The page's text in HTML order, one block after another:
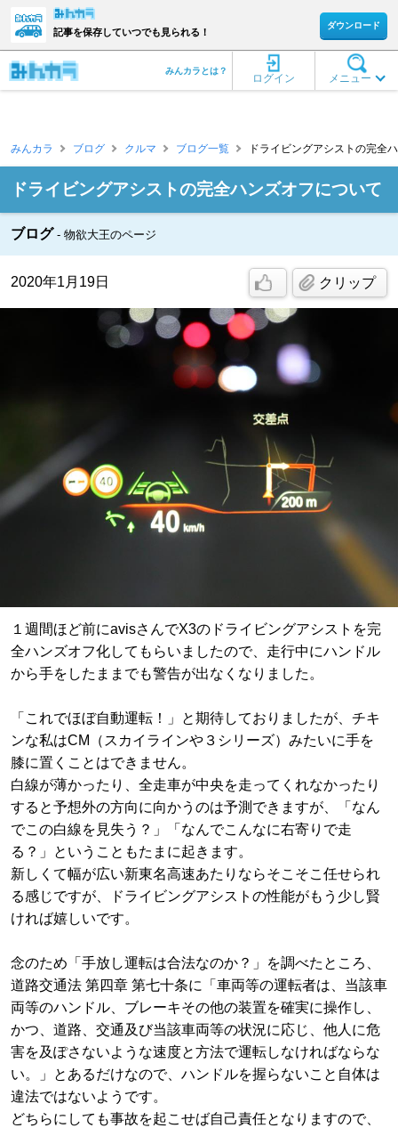
記事を保存していつでも見られる！
ダウンロード
メニュー
ログイン
みんカラとは？
みんカラ ブログ クルマ ブログ一覧 ドライビングアシストの完全
ドライビングアシストの完全ハンズオフについて
ブログ 物欲大王のページ
2020年1月19日 クリップ
１週間ほど前にavisさんでX3のドライビングアシストを完
全ハンズオフ化してもらいましたので、走行中にハンドル
から手をしたままでも警告が出なくなりました。
「これでほぼ自動運転！」と期待しておりましたが、チキ
ンな私はCM（スカイラインや３シリーズ）みたいに手を
膝に置くことはできません。
白線が薄かったり、全走車が中央を走ってくれなかったり
すると予想外の方向に向かうのは予測できますが、「なん
でこの白線を見失う？」「なんでこんなに右寄りで走
る？」ということもたまに起きます。
新しくて幅が広い新東名高速あたりならそこそこ任せられ
る感じですが、ドライビングアシストの性能がもう少し賢
ければ嬉しいです。
念のため「手放し運転は合法なのか？」を調べたところ、
道路交通法 第四章 第七十条に「車両等の運転者は、当該車
両等のハンドル、ブレーキその他の装置を確実に操作し、
かつ、道路、交通及び当該車両等の状況に応じ、他人に危
害を及ぽさないような速度と方法で運転しなければならな
い。」とあるだけなので、ハンドルを握らないこと自体は
違法ではないようです。
どちらにしても事故を起こせば自己責任となりますので、